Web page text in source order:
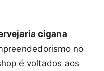
cigana
no
é voltados aos